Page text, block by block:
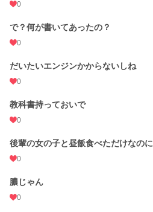
0
で？何が書いてあったの？
0
だいたいエンジンかからないしね
0
教科書持っておいで
0
後輩の女の子と昼飯食べただけなのに
0
膿じゃん
0